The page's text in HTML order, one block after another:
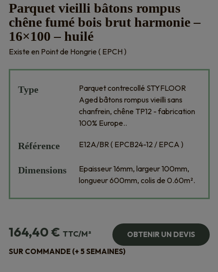
Parquet vieilli bâtons rompus
chêne fumé bois brut harmonie –
16×100 – huilé
Existe en Point de Hongrie ( EPCH )
Type
Parquet contrecollé STYFLOOR
Aged bâtons rompus vieilli sans
chanfrein, chêne TP12 - fabrication
100% Europe..
Référence E12A/BR ( EPCB24-12 / EPCA )
Dimensions
Epaisseur 16mm, largeur 100mm,
longueur 600mm, colis de 0.60m².
164,40€ TTC/M²
OBTENIR UN DEVIS
SUR COMMANDE (+ 5 SEMAINES)